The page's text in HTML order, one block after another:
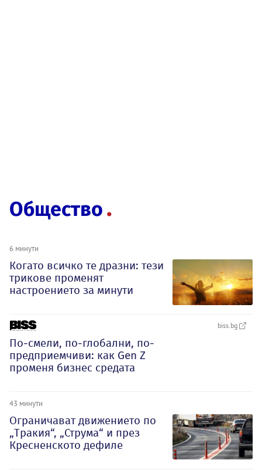
Общество
6 минути
Когато всичко те дразни: тези
трикове променят
настроението за минути
biss.bg
По-смели, по-глобални, по-
предприемчиви: как Gen Z
променя бизнес средата
43 минути
Ограничават движението по
„Тракия“, „Струма“ и през
Кресненското дефиле